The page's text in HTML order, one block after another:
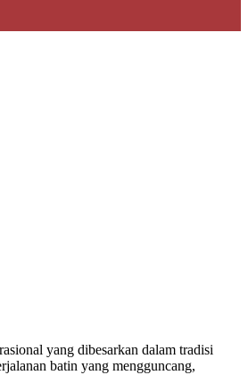
yang dibesarkan dalam tradisi
batin yang mengguncang,